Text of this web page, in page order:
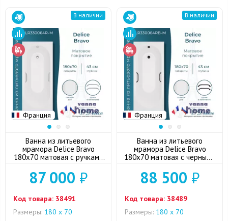
Франция
В наличии
Ванна из литьевого
мрамора Delice Bravo
180x70 матовая с ручками
87 000 ₽
Код товара: 38491
Размеры: 180 x 70
Франция
В наличии
Ванна из литьевого
мрамора Delice Bravo
180x70 матовая с черными
88 500 ₽
Код товара: 38489
Размеры: 180 x 70